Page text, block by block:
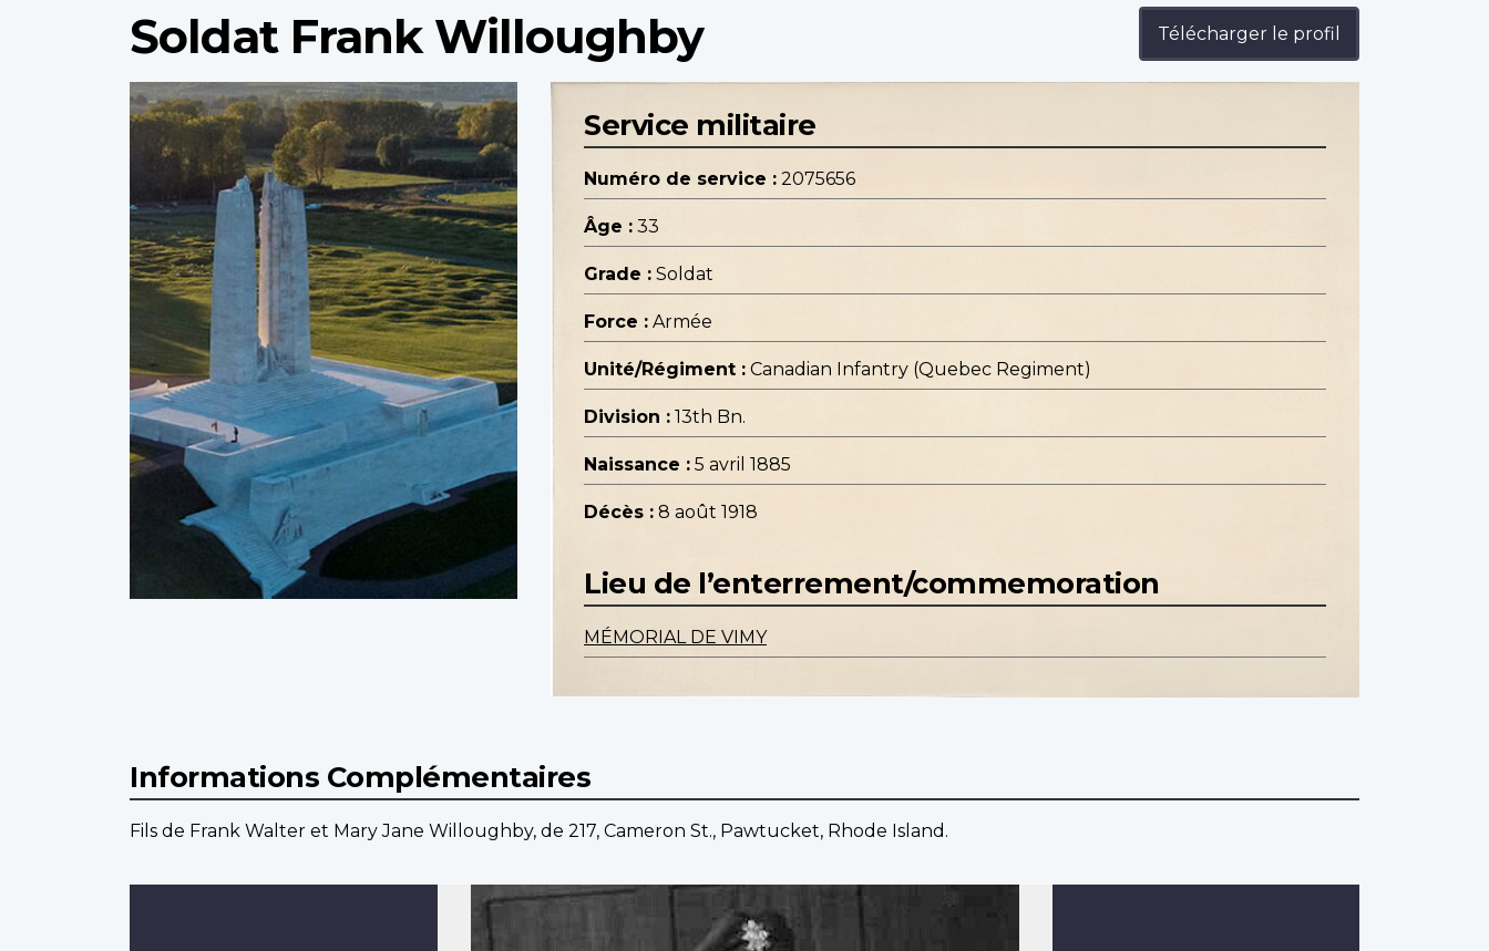
Soldat Frank Willoughby Télécharger le profil
Profile
image
Service militaire
Numéro de service : 2075656
Âge : 33
Grade : Soldat
Force : Armée
Unité/Régiment : Canadian Infantry (Quebec Regiment)
Division : 13th Bn.
Naissance : 5 avril 1885
Décès : 8 août 1918
Lieu de l’enterrement/commemoration
MÉMORIAL DE VIMY
Informations Complémentaires
Fils de Frank Walter et Mary Jane Willoughby, de 217, Cameron St., Pawtucket, Rhode Island.